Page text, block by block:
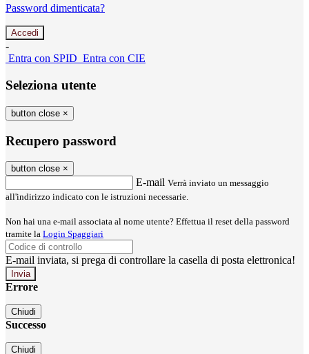
Password dimenticata?
-
Entra con SPID Entra con CIE
Seleziona utente
button close ×
Recupero password
button close ×
E-mail Verrà inviato un messaggio
all'indirizzo indicato con le istruzioni necessarie.
Non hai una e-mail associata al nome utente? Effettua il reset della password
tramite la Login Spaggiari
E-mail inviata, si prega di controllare la casella di posta elettronica!
Errore
Chiudi
Successo
Chiudi